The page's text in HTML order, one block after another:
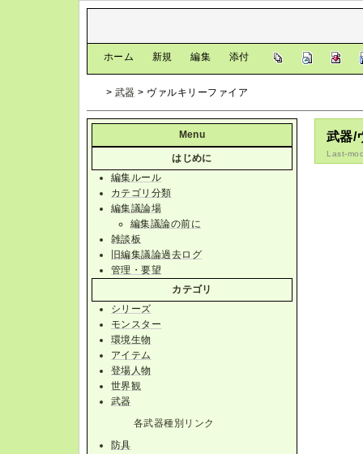
ホーム 新規 編集 添付
> 武器 > ヴァルキリーファイア
武器/
Last-
Menu
はじめに
編集ルール
カテゴリ分類
編集議論場
編集議論の前に
雑談板
旧編集議論過去ログ
管理・要望
カテゴリ
シリーズ
モンスター
環境生物
アイテム
登場人物
世界観
武器
各武器種別リンク
防具